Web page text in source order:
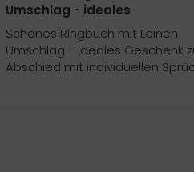
Umschlag - ideales
Schönes Ringbuch mit Leinen
Umschlag - ideales Geschenk
Abschied mit individuellen